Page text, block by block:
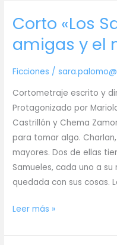
Sebastián
en
Entre
Amigos,
serie
Corto «Los
amigas y el
Ficciones /
Cortometraje escrito y
Protagonizado por
Castrillón y Chema
para tomar algo.
mayores. Dos de ellas
Samueles, cada uno a
quedada con sus cosas.
Corto
Samueles
Leer más »